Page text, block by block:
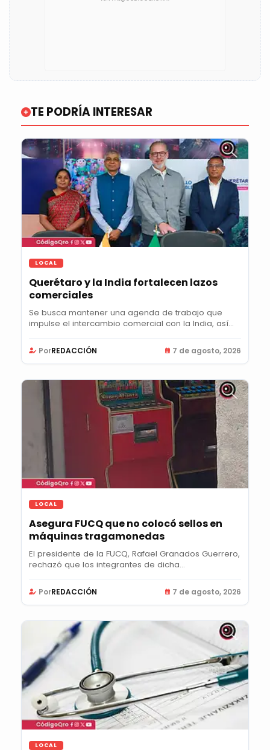
TE PODRÍA INTERESAR
LOCAL
Querétaro y la India fortalecen lazos
comerciales
Se busca mantener una agenda de trabajo que
impulse el intercambio comercial con la India, así
PorREDACCIÓN 7 de agosto, 2026
LOCAL
Asegura FUCQ que no colocó sellos en
máquinas tragamonedas
El presidente de la FUCQ, Rafael Granados Guerrero,
rechazó que los integrantes de dicha...
PorREDACCIÓN 7 de agosto, 2026
LOCAL